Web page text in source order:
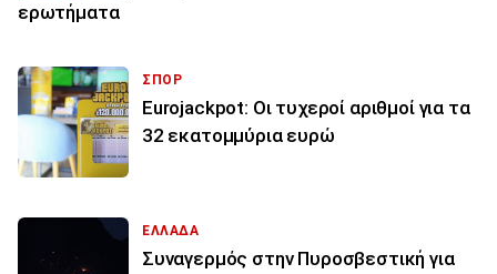
ερωτήματα
ΣΠΟΡ
Eurojackpot: Οι τυχεροί αριθμοί για τα
32 εκατoμμύρια ευρώ
ΕΛΛΑΔΑ
Συναγερμός στην Πυροσβεστική για